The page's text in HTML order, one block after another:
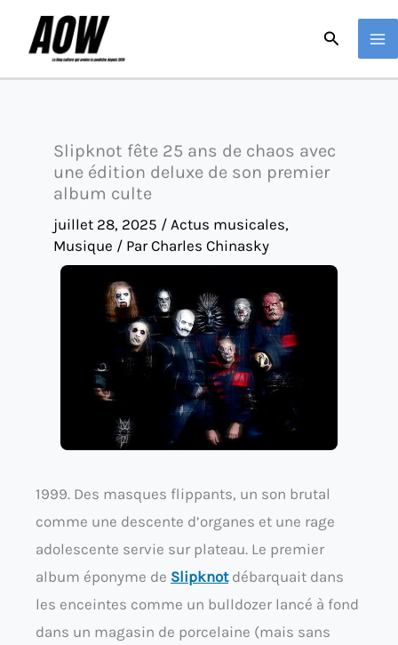
Slipknot fête 25 ans de chaos avec
une édition deluxe de son premier
album culte
juillet 28, 2025 / Actus musicales,
Musique / ParCharles Chinasky
1999. Des masques flippants, un son brutal
comme une descente d’organes et une rage
adolescente servie sur plateau. Le premier
album éponyme de Slipknotdébarquait dans
les enceintes comme un bulldozer lancé à fond
dans un magasin de porcelaine (mais sans